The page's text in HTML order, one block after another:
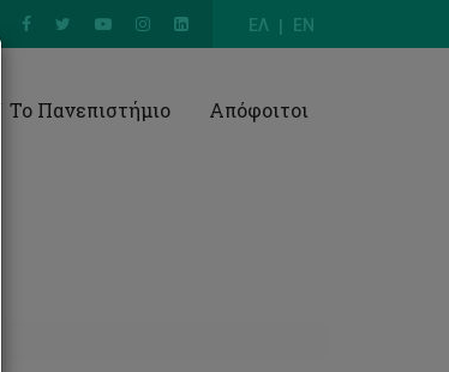
ΕΛ EN
Το Πανεπιστήμιο Απόφοιτοι